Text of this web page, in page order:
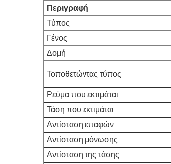
Περιγραφή
Τύπος
Γένος
Δομή
Τοποθετώντας τύπος
Ρεύμα που εκτιμάται
Τάση που εκτιμάται
Αντίσταση επαφών
Αντίσταση μόνωσης
Αντίσταση της τάσης